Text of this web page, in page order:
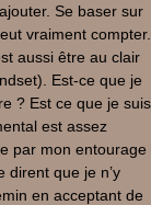
Se baser sur
vraiment compter.
aussi être au clair
Est-ce que je
? Est ce que je suis
est assez
par mon entourage
dirent que je n’y
en acceptant de